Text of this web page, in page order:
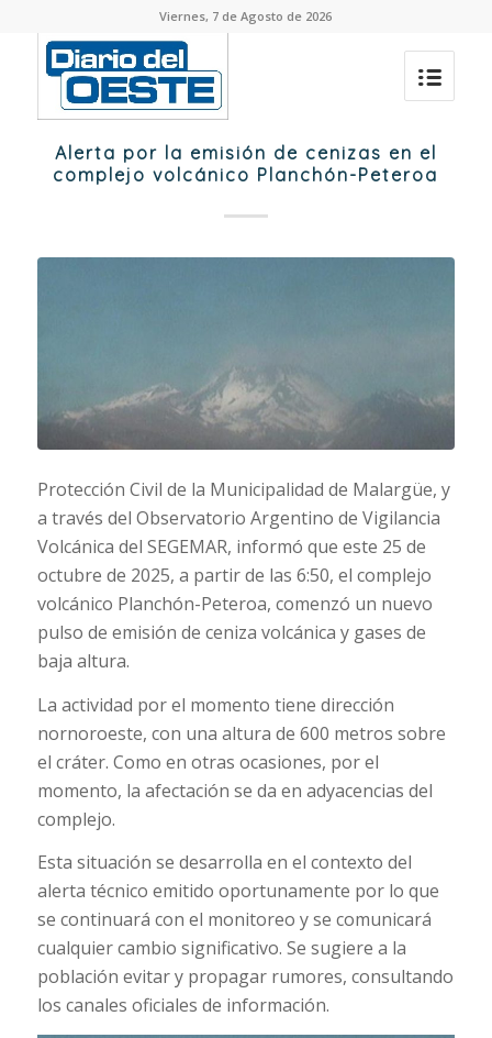
Viernes, 7 de Agosto de 2026
Alerta por la emisión de cenizas en el
complejo volcánico Planchón-Peteroa
Protección Civil de la Municipalidad de Malargüe, y
a través del Observatorio Argentino de Vigilancia
Volcánica del SEGEMAR, informó que este 25 de
octubre de 2025, a partir de las 6:50, el complejo
volcánico Planchón-Peteroa, comenzó un nuevo
pulso de emisión de ceniza volcánica y gases de
baja altura.
La actividad por el momento tiene dirección
nornoroeste, con una altura de 600 metros sobre
el cráter. Como en otras ocasiones, por el
momento, la afectación se da en adyacencias del
complejo.
Esta situación se desarrolla en el contexto del
alerta técnico emitido oportunamente por lo que
se continuará con el monitoreo y se comunicará
cualquier cambio significativo. Se sugiere a la
población evitar y propagar rumores, consultando
los canales oficiales de información.